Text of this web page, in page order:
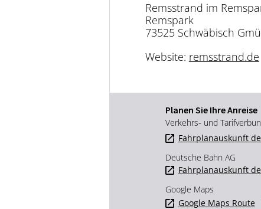
Remsstrand im
Remspark
73525 Schwäbisch
Website: remsstrand.de
Planen Sie Ihre Anreise
Verkehrs- und
Fahrplanauskunft
Deutsche Bahn AG
Fahrplanauskunft
Google Maps
Google Maps Route